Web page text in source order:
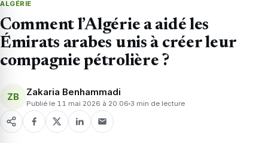
ALGÉRIE
Comment l’Algérie a aidé les
Émirats arabes unis à créer leur
compagnie pétrolière ?
ZB Zakaria Benhammadi
Publié le 11 mai 2026 à 20:06 3 min de lecture